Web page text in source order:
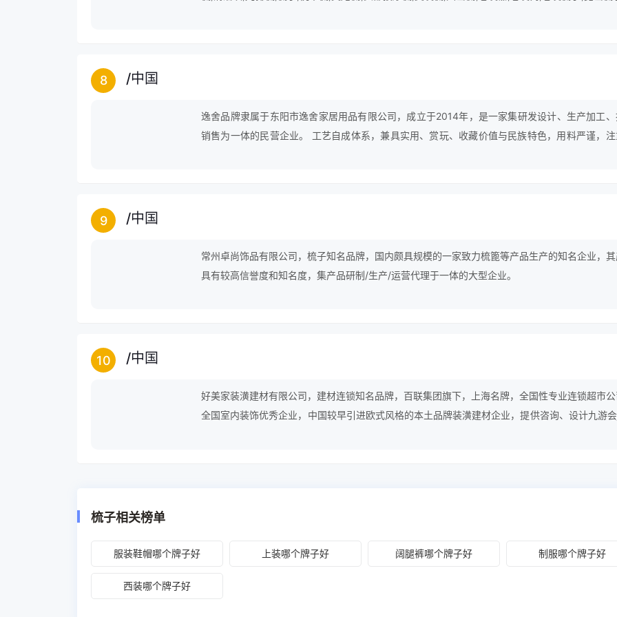
8 /中国
逸舍品牌隶属于东阳市逸舍家居用品有限公司，成立于2014年，是一家集研发设计、生产加工、
销售为一体的民营企业。 工艺自成体系，兼具实用、赏玩、收藏价值与民族特色，用料严谨，注
9 /中国
常州卓尚饰品有限公司，梳子知名品牌，国内颇具规模的一家致力梳篦等产品生产的知名企业，
具有较高信誉度和知名度，集产品研制/生产/运营代理于一体的大型企业。
10 /中国
好美家装潢建材有限公司，建材连锁知名品牌，百联集团旗下，上海名牌，全国性专业连锁超市公
全国室内装饰优秀企业，中国较早引进欧式风格的本土品牌装潢建材企业，提供咨询、设计九游
梳子相关榜单
服装鞋帽哪个牌子好 上装哪个牌子好 阔腿裤哪个牌子好 制服哪个牌子好
西装哪个牌子好